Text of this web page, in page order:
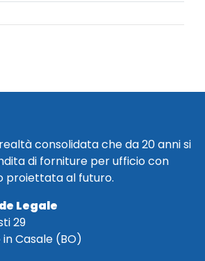
consolidata che da 20 anni si
di forniture per ufficio con
proiettata al futuro.
Legale
29
in Casale (BO)